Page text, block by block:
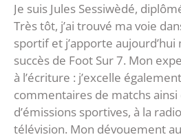
Je suis Jules Sessiwèdé,
Très tôt, j’ai trouvé ma voie
sportif et j’apporte
succès de Foot Sur 7. Mon
à l’écriture : j’excelle
commentaires de matchs ainsi
d’émissions sportives, à la
télévision. Mon dévouement